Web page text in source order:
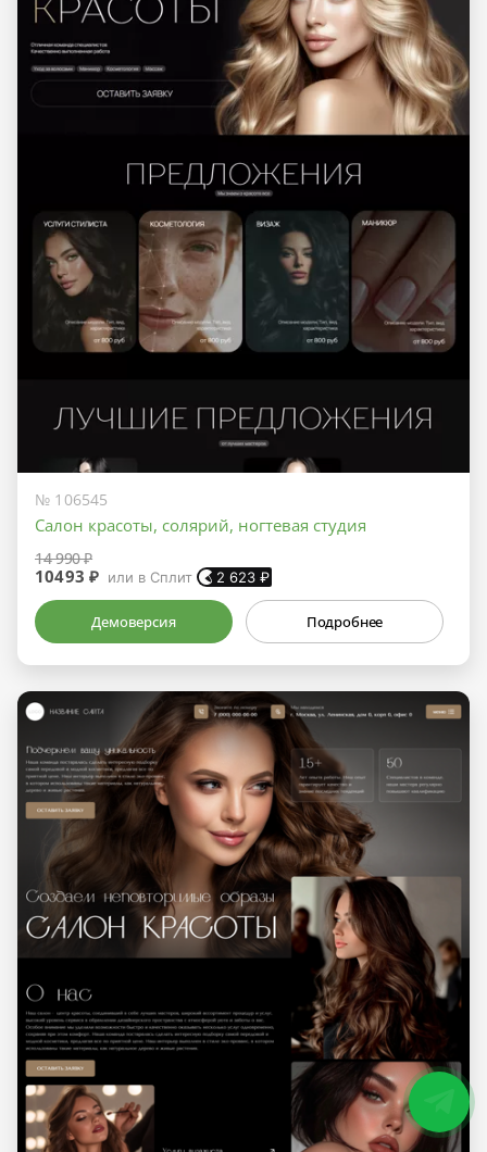
№ 106545
Салон красоты, солярий, ногтевая студия
14 990 ₽
10493 ₽ или в Сплит 2 623 ₽
Демоверсия Подробнее